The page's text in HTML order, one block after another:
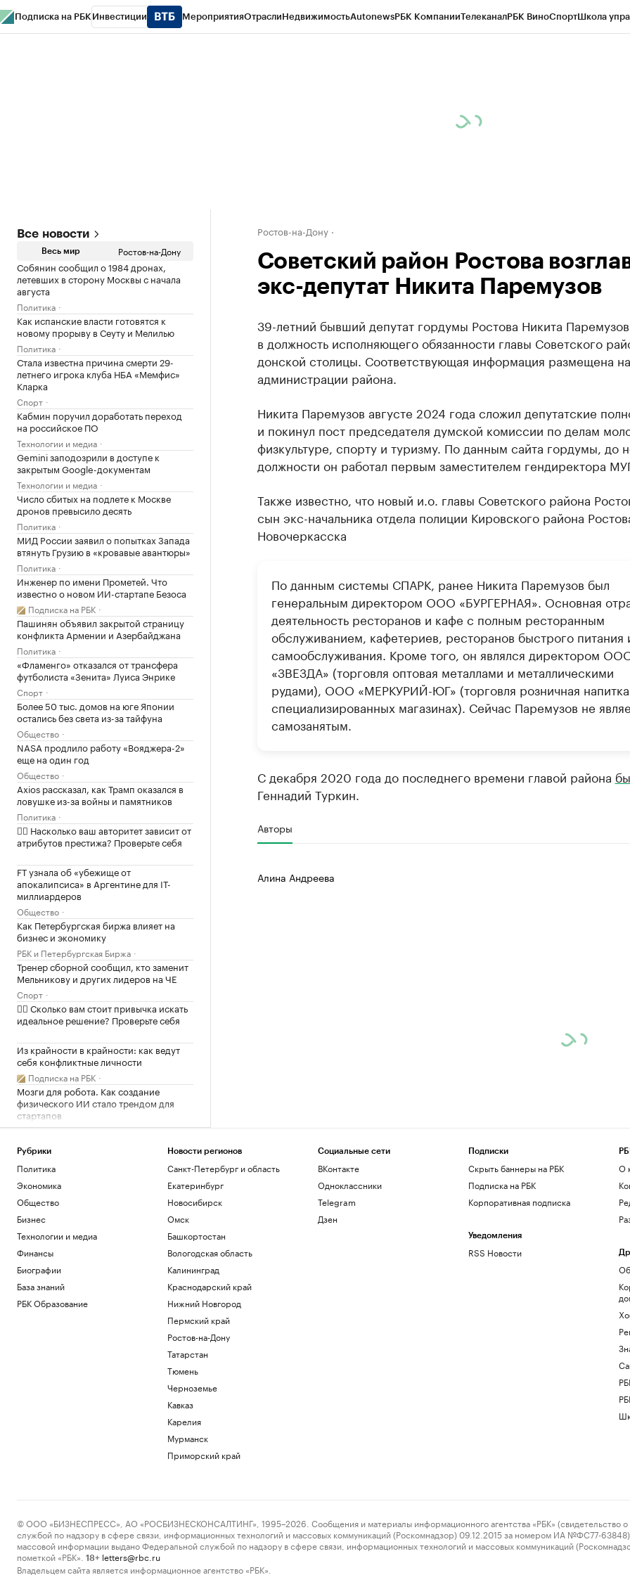
Подписка на РБК Инвестиции МероприятияОтраслиНедвижимостьAutonewsРБК КомпанииТелеканалРБК ВиноСпортШкола
Все новости
Весь мир Ростов-на-Дону
Собянин сообщил о 1984 дронах,
летевших в сторону Москвы с начала
августа
Политика
Как испанские власти готовятся к
новому прорыву в Сеуту и Мелилью
Политика
Стала известна причина смерти 29-
летнего игрока клуба НБА «Мемфис»
Кларка
Спорт
Кабмин поручил доработать переход
на российское ПО
Технологии и медиа
Gemini заподозрили в доступе к
закрытым Google-документам
Технологии и медиа
Число сбитых на подлете к Москве
дронов превысило десять
Политика
МИД России заявил о попытках Запада
втянуть Грузию в «кровавые авантюры»
Политика
Инженер по имени Прометей. Что
известно о новом ИИ-стартапе Безоса
Подписка на РБК
Пашинян объявил закрытой страницу
конфликта Армении и Азербайджана
Политика
«Фламенго» отказался от трансфера
футболиста «Зенита» Луиса Энрике
Спорт
Более 50 тыс. домов на юге Японии
остались без света из-за тайфуна
Общество
NASA продлило работу «Вояджера-2»
еще на один год
Общество
Axios рассказал, как Трамп оказался в
ловушке из-за войны и памятников
Политика
✍🏻 Насколько ваш авторитет зависит от
атрибутов престижа? Проверьте себя
FT узнала об «убежище от
апокалипсиса» в Аргентине для IT-
миллиардеров
Общество
Как Петербургская биржа влияет на
бизнес и экономику
РБК и Петербургская Биржа
Тренер сборной сообщил, кто заменит
Мельникову и других лидеров на ЧЕ
Спорт
✍🏻 Сколько вам стоит привычка искать
идеальное решение? Проверьте себя
Из крайности в крайности: как ведут
себя конфликтные личности
Подписка на РБК
Мозги для робота. Как создание
физического ИИ стало трендом для
стартапов
Подписка на РБК
Ростов-на-Дону
Советский район Ростова
экс-депутат Никита Паремузов
39-летний бывший депутат гордумы Ростова Никита
в должность исполняющего обязанности главы Советского
донской столицы. Соответствующая информация размещена
администрации района.
Никита Паремузов августе 2024 года сложил депутатские
и покинул пост председателя думской комиссии по делам
физкультуре, спорту и туризму. По данным сайта гордумы, до
должности он работал первым заместителем гендиректора
Также известно, что новый и.о. главы Советского района
сын экс-начальника отдела полиции Кировского района
Новочеркасска
По данным системы СПАРК, ранее Никита Паремузов был
генеральным директором ООО «БУРГЕРНАЯ». Основная
деятельность ресторанов и кафе с полным ресторанным
обслуживанием, кафетериев, ресторанов быстрого питания
самообслуживания. Кроме того, он являлся директором
«ЗВЕЗДА» (торговля оптовая металлами и металлическими
рудами), ООО «МЕРКУРИЙ-ЮГ» (торговля розничная
специализированных магазинах). Сейчас Паремузов не
самозанятым.
С декабря 2020 года до последнего времени главой района
Геннадий Туркин.
Авторы
Алина Андреева
Рубрики
Политика
Экономика
Общество
Бизнес
Технологии и медиа
Финансы
Биографии
База знаний
РБК Образование
Новости регионов
Санкт-Петербург и область
Екатеринбург
Новосибирск
Омск
Башкортостан
Вологодская область
Калининград
Краснодарский край
Нижний Новгород
Пермский край
Ростов-на-Дону
Татарстан
Тюмень
Черноземье
Кавказ
Карелия
Мурманск
Приморский край
Социальные сети
ВКонтакте
Одноклассники
Telegram
Дзен
Подписки
Скрыть баннеры на РБК
Подписка на РБК
Корпоративная подписка
Уведомления
RSS Новости
О
© ООО «БИЗНЕСПРЕСС», АО «РОСБИЗНЕСКОНСАЛТИНГ», 1995–2026. Сообщения и материалы информационного агентства «РБК» (свидетельство о
службой по надзору в сфере связи, информационных технологий и массовых коммуникаций (Роскомнадзор) 09.12.2015 за номером ИА №ФС77-63848)
массовой информации выдано Федеральной службой по надзору в сфере связи, информационных технологий и массовых коммуникаций
пометкой «РБК».
18+ letters@rbc.ru
Владельцем сайта является информационное агентство «РБК».